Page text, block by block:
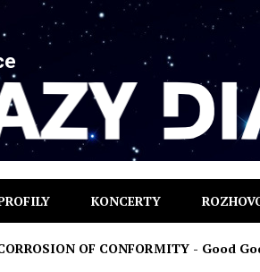
KONCERTY
OF CONFORMITY - Good